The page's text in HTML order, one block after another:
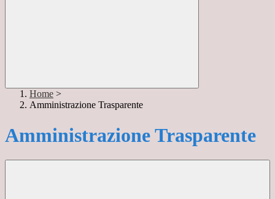
Home >
Amministrazione Trasparente
Amministrazione Trasparente